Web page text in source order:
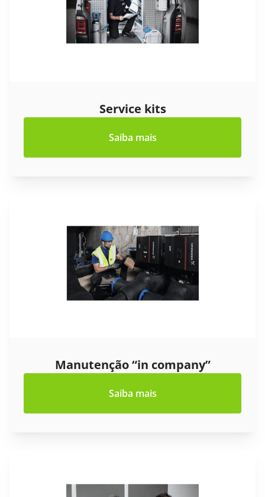
Service kits
Saiba mais
Manutenção “in company”
Saiba mais